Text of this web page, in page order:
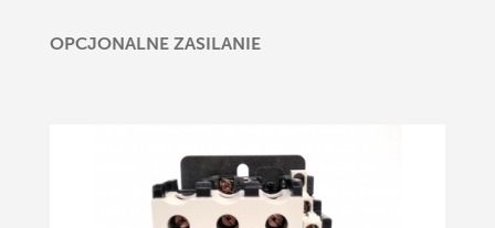
OPCJONALNE ZASILANIE